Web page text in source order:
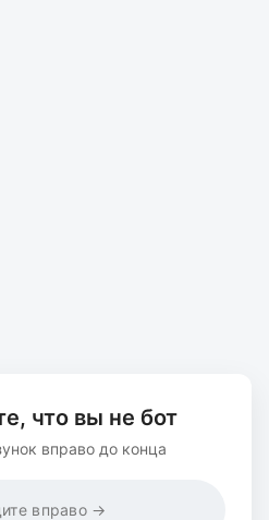
что вы не бот
вправо до конца
вправо →